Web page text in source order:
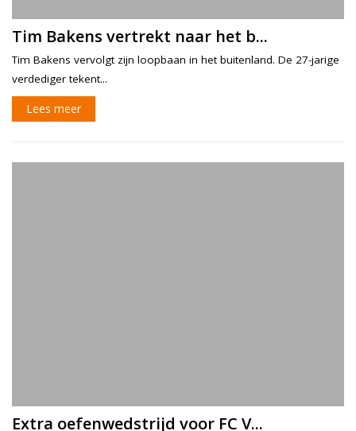
Tim Bakens vertrekt naar het b...
Tim Bakens vervolgt zijn loopbaan in het buitenland. De 27-jarige
verdediger tekent...
Lees meer
Extra oefenwedstrijd voor FC V...